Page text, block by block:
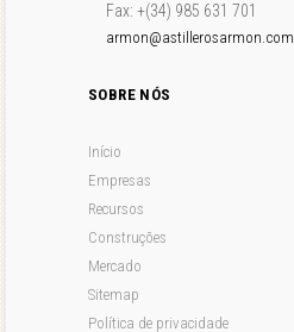
Fax: +(34) 985 631 701
armon@astillerosarmon.com
SOBRE NÓS
Início
Empresas
Recursos
Construções
Mercado
Sitemap
Política de privacidade